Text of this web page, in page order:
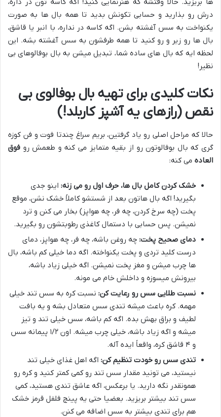
ها بریزید. حالا وقتشه که هنرنمایی کنید! اگه کاسه تون در داره،
درش رو بذارید و حسابی تکونش بدید تا همه بال ها به صورت
یکنواخت به سس آغشته بشن. اگه کاسه در نداره، با انبر یا قاشق،
بال ها رو زیر و رو کنید تا همه طرفشون به سس آغشته بشه. این
لحظه ایه که بال های ساده شما، تبدیل میشن به بال بوفالوهای بی
نظیر!
نکات کلیدی برای تهیه بال بوفالوی بی
نقص (رازهای یه آشپز کاربلد!)
حالا که مراحل اصلی رو یاد گرفتین، بریم سراغ چندتا فوت و فن کوزه
گری که بال بوفالوتون رو از بقیه متمایز می کنه و طعمش رو فوق
العاده می کنه:
خشک کردن کامل بال ها، حرف اول رو می زنه: اینو جدی
بگیرید! اگه بال هاتون بعد از شستشو کاملاً خشک نشن، موقع
پخت (چه سرخ کردن، چه فر، چه هواپز) بخار می کنن و ترد
نمیشن. پس حسابی با دستمال کاغذی رطوبتشون رو بگیرید.
دمای صحیح پخت: چه روغن باشه، چه فر، چه هواپز، دمای
درست کلید تردی و پخت یکنواخته. اگه دما خیلی کم باشه، بال
ها چرب میشن و مغز پخت نمیشن. اگه خیلی زیاد باشه،
بیرونش میسوزه و داخلش خام می مونه.
نسبت طلایی سس رو رعایت کن: نسبت کره به سس تند خیلی
مهمه. کره باعث میشه تندی سس متعادل بشه و یه بافت
لطیف و براق بهش بده. اگه کم باشه، سس خیلی تند و تیز
میشه و اگه زیاد باشه، خیلی چرب میشه. اون ۱/۲ پیمانه سس
و ۴ قاشق کره، واقعاً ایده آله.
تندی سس رو خودت تنظیم کن: اگه اهل غذای خیلی تند
نیستید، می تونید مقدار سس تند رو کمی کمتر کنید و کره رو
همونقدر نگه دارید. یا برعکس، اگه عاشق تندی هستید، کمی
سس تند بیشتر بریزید. بعضیا حتی یه پینچ فلفل قرمز خشک
هم برای تندی بیشتر به سس اضافه می کنن.